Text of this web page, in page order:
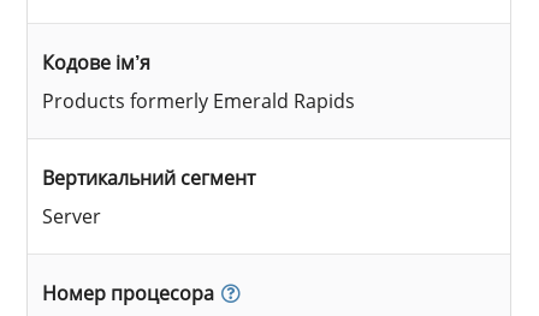
Кодове ім’я
Products formerly Emerald Rapids
Вертикальний сегмент
Server
Номер процесора